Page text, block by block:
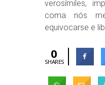
verosímiles,
coma nós
equivocarse e
0
SHARES